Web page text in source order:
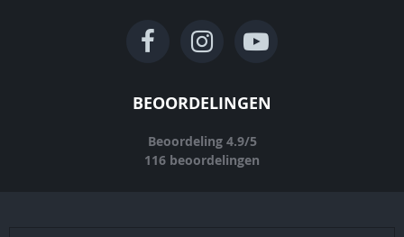
BEOORDELINGEN
Beoordeling 4.9/5
116 beoordelingen